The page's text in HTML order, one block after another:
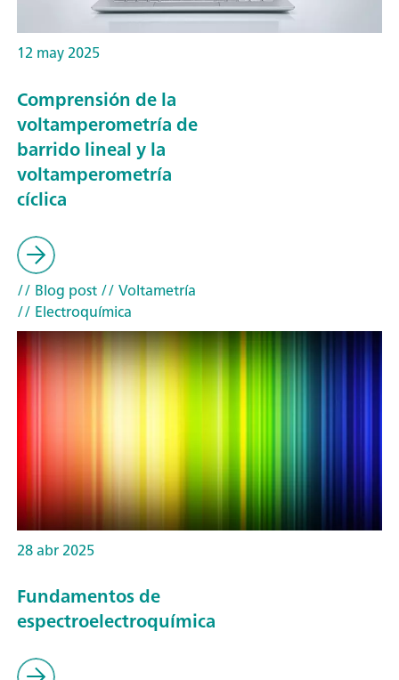
12 may 2025
Comprensión de la
voltamperometría de
barrido lineal y la
voltamperometría
cíclica
// Blog post// Voltametría
// Electroquímica
28 abr 2025
Fundamentos de
espectroelectroquímica